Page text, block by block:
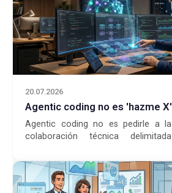
20.07.2026
Agentic coding no es 'hazme X'
Agentic coding no es pedirle a
colaboración técnica